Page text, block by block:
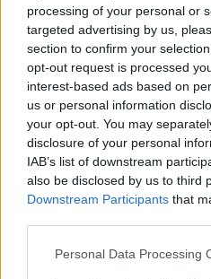
processing of your personal or
targeted advertising by us,
section to confirm your
opt-out request is processed
interest-based ads based on
us or personal information
your opt-out. You may
disclosure of your personal
IAB’s list of downstream
also be disclosed by us to third
Downstream Participants that
Please note that this website/
Personal Data Processing